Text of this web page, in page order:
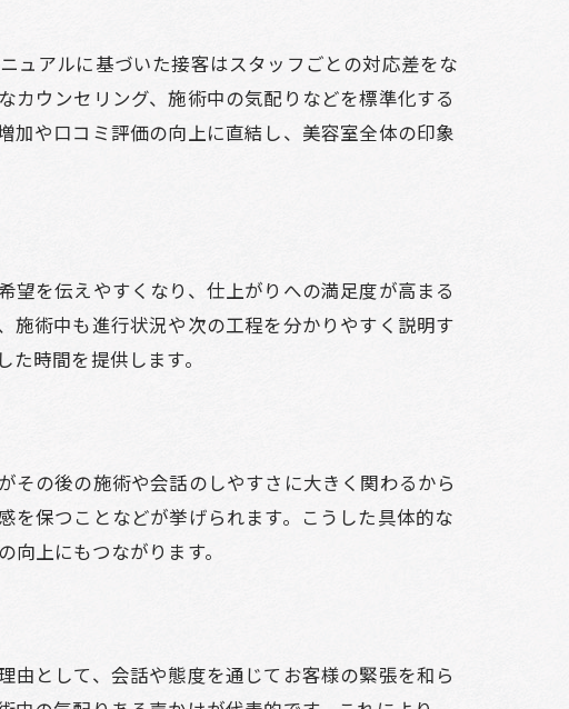
ュアルに基づいた接客はスタッフごとの対応差をな
カウンセリング、施術中の気配りなどを標準化する
加や口コミ評価の向上に直結し、美容室全体の印象
を伝えやすくなり、仕上がりへの満足度が高まる
施術中も進行状況や次の工程を分かりやすく説明す
時間を提供します。
の後の施術や会話のしやすさに大きく関わるから
保つことなどが挙げられます。こうした具体的な
上にもつながります。
として、会話や態度を通じてお客様の緊張を和ら